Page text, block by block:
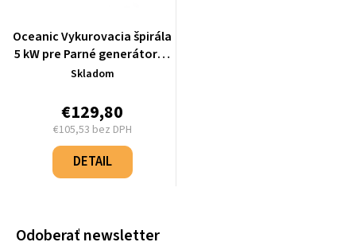
Oceanic Vykurovacia špirála
5 kW pre Parné generátory -
SHEB5
Skladom
€129,80
€105,53 bez DPH
Jednotková
cena:
DETAIL
Odoberať newsletter